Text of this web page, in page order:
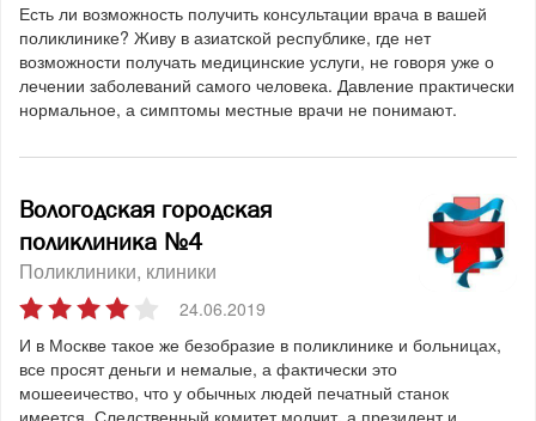
Есть ли возможность получить консультации врача в вашей
поликлинике? Живу в азиатской республике, где нет
возможности получать медицинские услуги, не говоря уже о
лечении заболеваний самого человека. Давление практически
нормальное, а симптомы местные врачи не понимают.
Вологодская городская
поликлиника №4
Поликлиники, клиники
24.06.2019
И в Москве такое же безобразие в поликлинике и больницах,
все просят деньги и немалые, а фактически это
мошееичество, что у обычных людей печатный станок